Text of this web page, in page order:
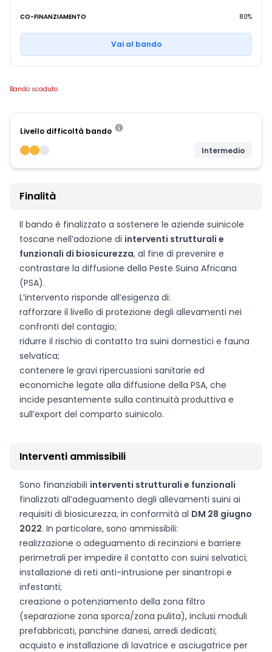
CO-FINANZIAMENTO 80%
Vai al bando
Bando scaduto
Livello difficoltà bando
Intermedio
Finalità
Il bando è finalizzato a sostenere le aziende suinicole
toscane nell’adozione di interventi strutturali e
funzionali di biosicurezza, al fine di prevenire e
contrastare la diffusione della Peste Suina Africana
(PSA).
L’intervento risponde all’esigenza di:
rafforzare il livello di protezione degli allevamenti nei
confronti del contagio;
ridurre il rischio di contatto tra suini domestici e fauna
selvatica;
contenere le gravi ripercussioni sanitarie ed
economiche legate alla diffusione della PSA, che
incide pesantemente sulla continuità produttiva e
sull’export del comparto suinicolo.
Interventi ammissibili
Sono finanziabili interventi strutturali e funzionali
finalizzati all’adeguamento degli allevamenti suini ai
requisiti di biosicurezza, in conformità al DM 28 giugno
2022. In particolare, sono ammissibili:
realizzazione o adeguamento di recinzioni e barriere
perimetrali per impedire il contatto con suini selvatici;
installazione di reti anti-intrusione per sinantropi e
infestanti;
creazione o potenziamento della zona filtro
(separazione zona sporca/zona pulita), inclusi moduli
prefabbricati, panchine danesi, arredi dedicati;
acquisto e installazione di lavatrice e asciugatrice per